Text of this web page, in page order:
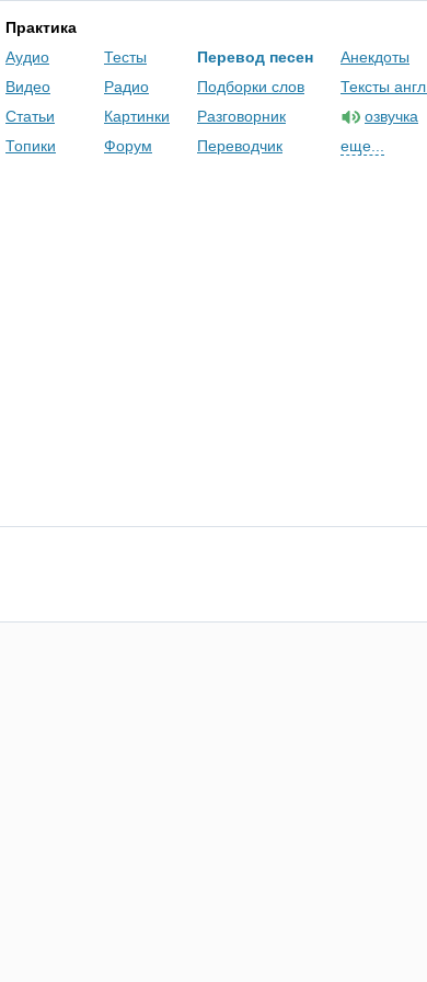
Практика
Аудио
Видео
Статьи
Топики
Тесты
Радио
Картинки
Форум
Перевод песен
Подборки слов
Разговорник
Переводчик
Анекдоты
Тексты англ.
озвучка
еще...